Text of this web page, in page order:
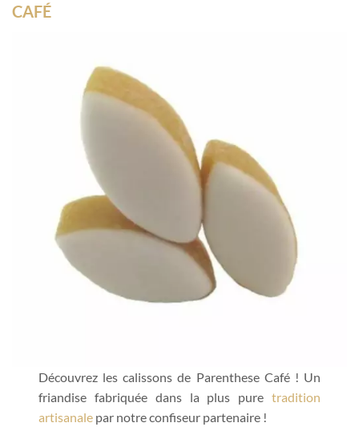
CAFÉ
Découvrez les calissons de Parenthese Café ! Un
friandise fabriquée dans la plus pure tradition
artisanale par notre confiseur partenaire !